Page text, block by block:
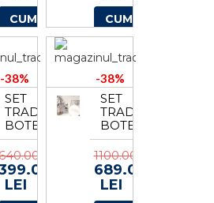
CUMPARA CUMPARA
-38%
SET
TRADITIONAL
BOTEZ
CAMELIA
5
LEI
-38%
SET
TRADITIONAL
BOTEZ
BAIAT
-
COSTUMAS
+
TRUSOU
1100.00
689.00
LEI